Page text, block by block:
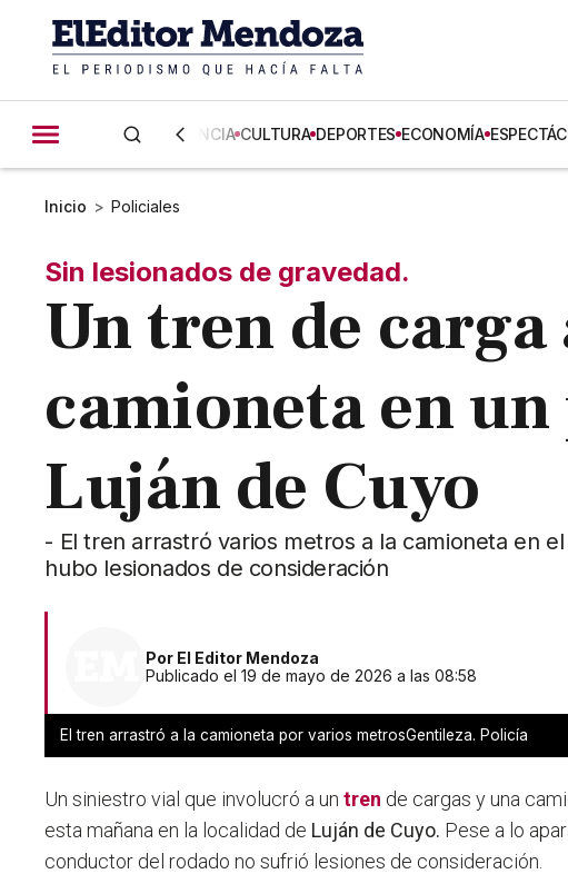
CIENCIA CULTURA DEPORTES ECONOMÍA
Inicio > Policiales
Sin lesionados de gravedad.
Un tren de
camioneta en
Luján de Cuyo
- El tren arrastró varios metros a la camioneta en
hubo lesionados de consideración
Por El Editor Mendoza
Publicado el 19 de mayo de 2026 a las 08:58
El tren arrastró a la camioneta por varios metrosGentileza. Policía
Un siniestro vial que involucró a untren de cargas y una
esta mañana en la localidad de Luján de Cuyo. Pese a lo
conductor del rodado no sufrió lesiones de consideración.